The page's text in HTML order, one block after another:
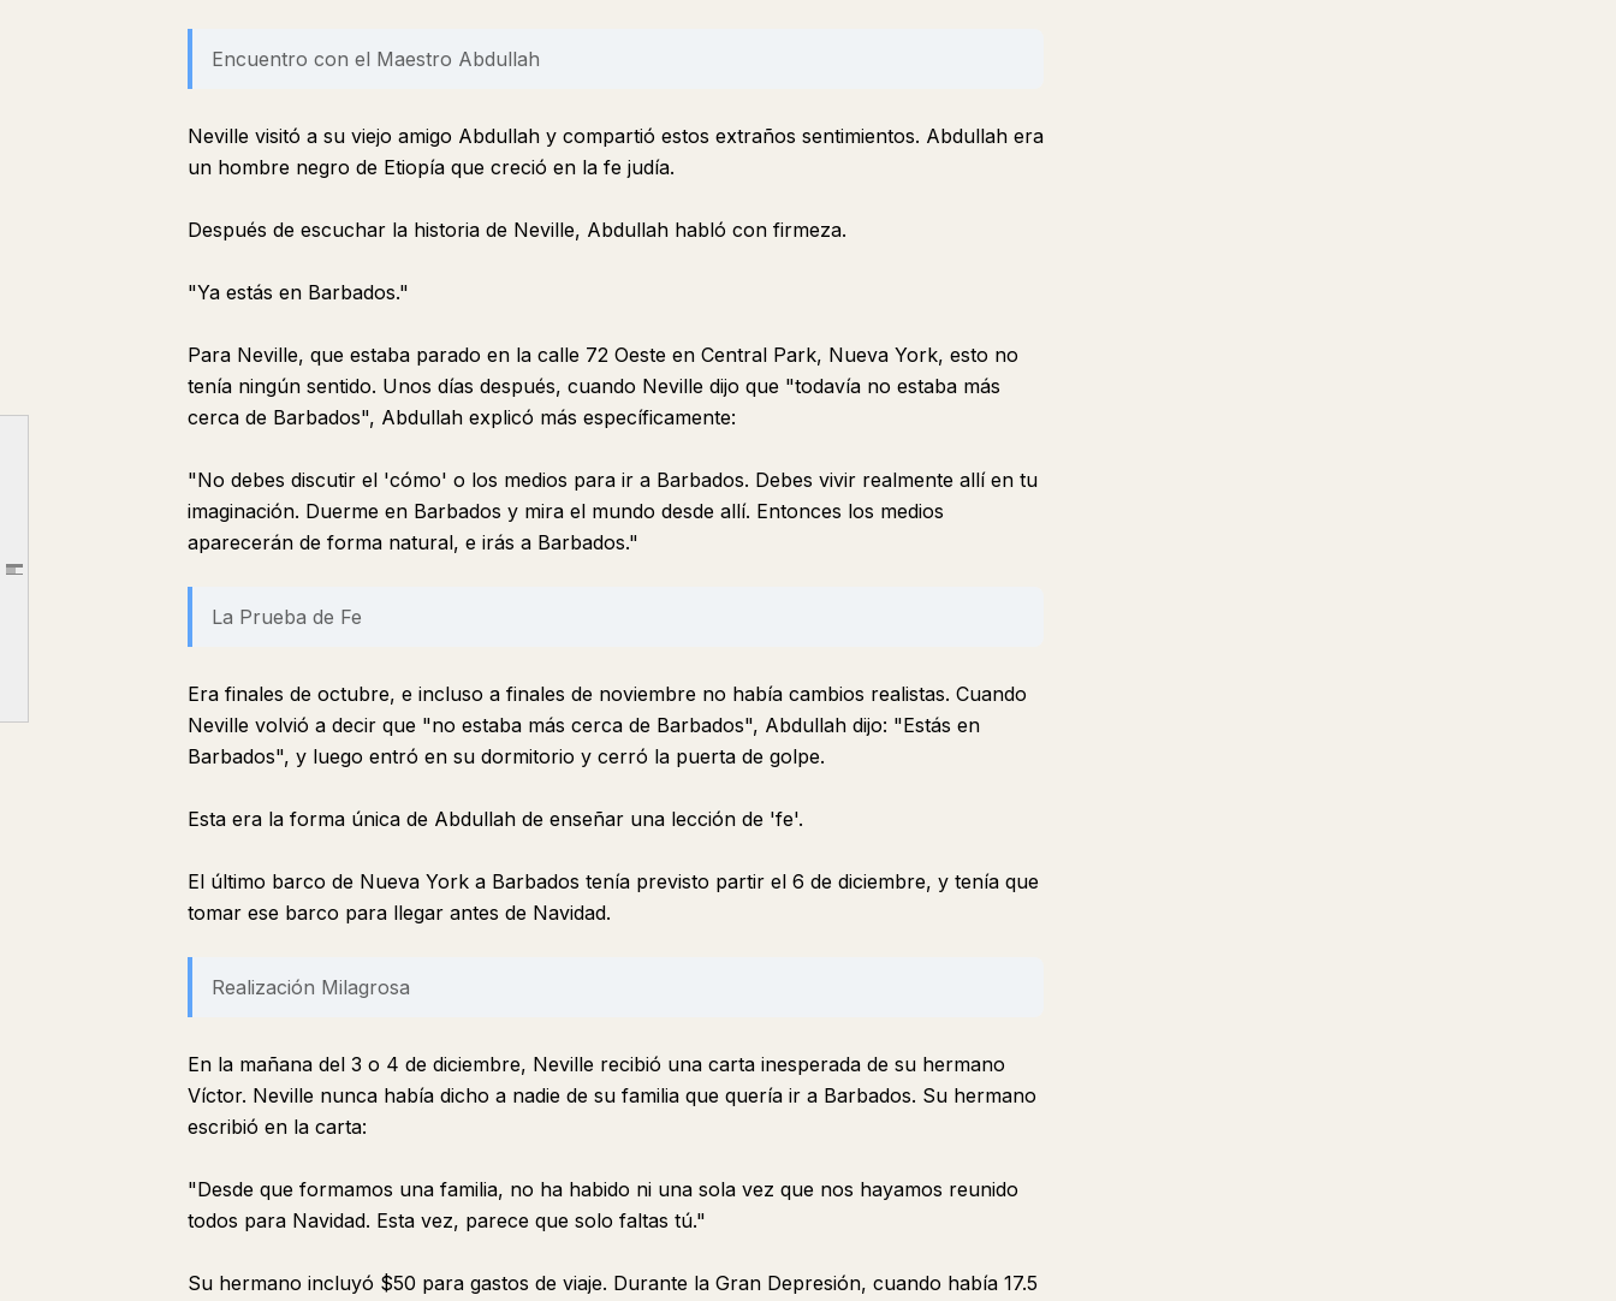
Article outline
3. 5 Leyes Centrales de la Atracción
1. La Imaginación es la Creadora de la Realidad
3. No Debes "Mirar Hacia el Estado Deseado" sino "Mirar el Mundo Desde Dentro de Ese Estado"
5. Las Condiciones Realistas No Pueden Detener la Imaginación
Encuentro con el Maestro Abdullah
Neville visitó a su viejo amigo Abdullah y compartió estos extraños sentimientos. Abdullah era
un hombre negro de Etiopía que creció en la fe judía.
Después de escuchar la historia de Neville, Abdullah habló con firmeza.
"Ya estás en Barbados."
Para Neville, que estaba parado en la calle 72 Oeste en Central Park, Nueva York, esto no
tenía ningún sentido. Unos días después, cuando Neville dijo que "todavía no estaba más
cerca de Barbados", Abdullah explicó más específicamente:
"No debes discutir el 'cómo' o los medios para ir a Barbados. Debes vivir realmente allí en tu
imaginación. Duerme en Barbados y mira el mundo desde allí. Entonces los medios
aparecerán de forma natural, e irás a Barbados."
La Prueba de Fe
Era finales de octubre, e incluso a finales de noviembre no había cambios realistas. Cuando
Neville volvió a decir que "no estaba más cerca de Barbados", Abdullah dijo: "Estás en
Barbados", y luego entró en su dormitorio y cerró la puerta de golpe.
Esta era la forma única de Abdullah de enseñar una lección de 'fe'.
El último barco de Nueva York a Barbados tenía previsto partir el 6 de diciembre, y tenía que
tomar ese barco para llegar antes de Navidad.
Realización Milagrosa
En la mañana del 3 o 4 de diciembre, Neville recibió una carta inesperada de su hermano
Víctor. Neville nunca había dicho a nadie de su familia que quería ir a Barbados. Su hermano
escribió en la carta:
"Desde que formamos una familia, no ha habido ni una sola vez que nos hayamos reunido
todos para Navidad. Esta vez, parece que solo faltas tú."
Su hermano incluyó $50 para gastos de viaje. Durante la Gran Depresión, cuando había 17.5